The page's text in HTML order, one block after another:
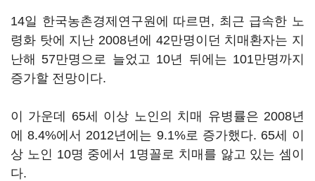
14일 한국농촌경제연구원에 따르면, 최근 급속한 노
령화 탓에 지난 2008년에 42만명이던 치매환자는 지
난해 57만명으로 늘었고 10년 뒤에는 101만명까지
증가할 전망이다.
이 가운데 65세 이상 노인의 치매 유병률은 2008년
에 8.4%에서 2012년에는 9.1%로 증가했다. 65세 이
상 노인 10명 중에서 1명꼴로 치매를 앓고 있는 셈이
다.